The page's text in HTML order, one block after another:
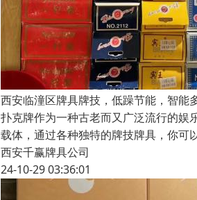
西安临潼区牌具牌技，低躁节能，智能
扑克牌作为一种古老而又广泛流行的娱
载体，通过各种独特的牌技牌具，你可
西安千赢牌具公司
24-10-29 03:36:01